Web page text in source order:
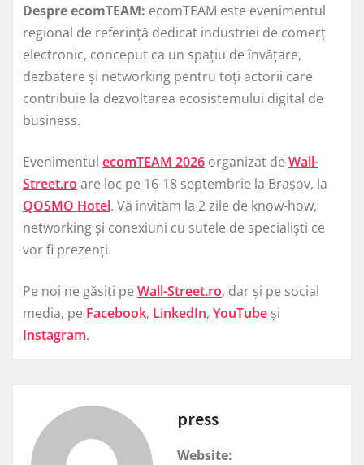
Despre ecomTEAM: ecomTEAM este evenimentul
regional de referință dedicat industriei de comerț
electronic, conceput ca un spațiu de învățare,
dezbatere și networking pentru toți actorii care
contribuie la dezvoltarea ecosistemului digital de
business.
Evenimentul ecomTEAM 2026 organizat de Wall-
Street.ro are loc pe 16-18 septembrie la Brașov, la
QOSMO Hotel. Vă invităm la 2 zile de know-how,
networking și conexiuni cu sutele de specialiști ce
vor fi prezenți.
Pe noi ne găsiți pe Wall-Street.ro, dar și pe social
media, pe Facebook, LinkedIn, YouTube și
Instagram.
press
Website: